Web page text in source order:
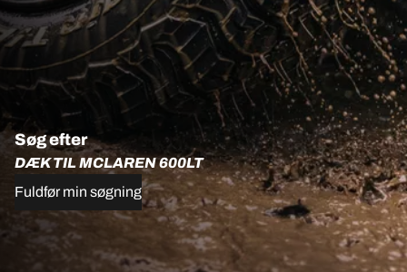
Søg efter
DÆK TIL MCLAREN 600LT
Fuldfør min søgning